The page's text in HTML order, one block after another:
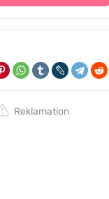
Reklamation